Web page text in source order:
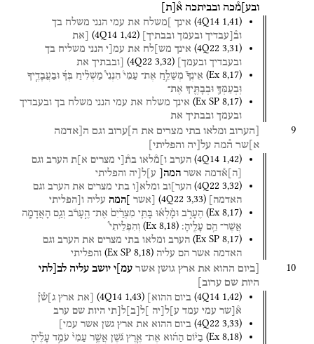
ובע]מ֯כה ובביתכה א֯ ת
(4Q14 1,41) אינך ]משלח את עמי הנני משלח בך
וב֯[עבדיך ובעמך ובבתיך] (4Q14 1,42) [את
(4Q22 3,31) אינך מש]לח את עמ[י הנני משליח בך
ובעבדיך ובעמך] (4Q22 3,32) [ובבתיך את
(Ex 8,17) אֵינְךָ֮ מְשַׁלֵּ֣חַ אֶת־ עַמִּי֒ הִנְנִי֩ מַשְׁלִ֨יחַ בְּךָ֜ וּבַעֲבָדֶ֧יךָ
וּֽבְעַמְּךָ֛ וּבְבָתֶּ֖יךָ אֶת־
(Ex SP 8,17) אינך משלח את עמי הנני משלח בך ובעבדיך
ובעמך ובבתיך את
9 [הערוב ומלאו בתי מצרים את ה]ערוב וגם ה[אדמה
א]שר ה֯מה על[יה והפליתי]
(4Q14 1,42) הערב ו]מ֯לאו בת֯[י מצרים א]ת הערב וגם
ה א֯דמה אשר המה[ ע]ל[יה והפליתי
(4Q22 3,32) הער]וב ומלא[ו בתי מצרים את הערב וגם
האדמה]
(4Q22 3,33) [אשר ]המה עליה ו[הפליתי
(Ex 8,17) הֶעָרֹ֑ב וּמָ֨לְא֜וּ בָּתֵּ֤י מִצְרַ֙יִם֙ אֶת־ הֶ֣עָרֹ֔ב וְגַ֥ם הָאֲדָמָ֖ה
אֲשֶׁר־ הֵ֥ם עָלֶֽיהָ׃ (Ex 8,18) וְהִפְלֵיתִי֩
(Ex SP 8,17) הערב ומלאו בתי מצרים את הערב וגם
האדמה אשר הם עליה (Ex SP 8,18) והפליתי
10 [ביום ההוא את ארץ גושן אשר עמ]י יושב עליה לב[לתי
היות שם ערוב]
(4Q14 1,42) ביום ההוא] (4Q14 1,43) [את ארץ ג]ש֯ן֯
א֯[שר עמי עמד ע]ל[יה ]ל ב ל[תי היות שם ערב
(4Q22 3,33) ביום ההוא את ארץ גשן אשר עמי]
(Ex 8,18) בַיּ֨וֹם הַה֜וּא אֶת־ אֶ֣רֶץ גֹּ֗שֶׁן אֲשֶׁ֤ר עַמִּי֙ עֹמֵ֣ד עָלֶ֔יהָ